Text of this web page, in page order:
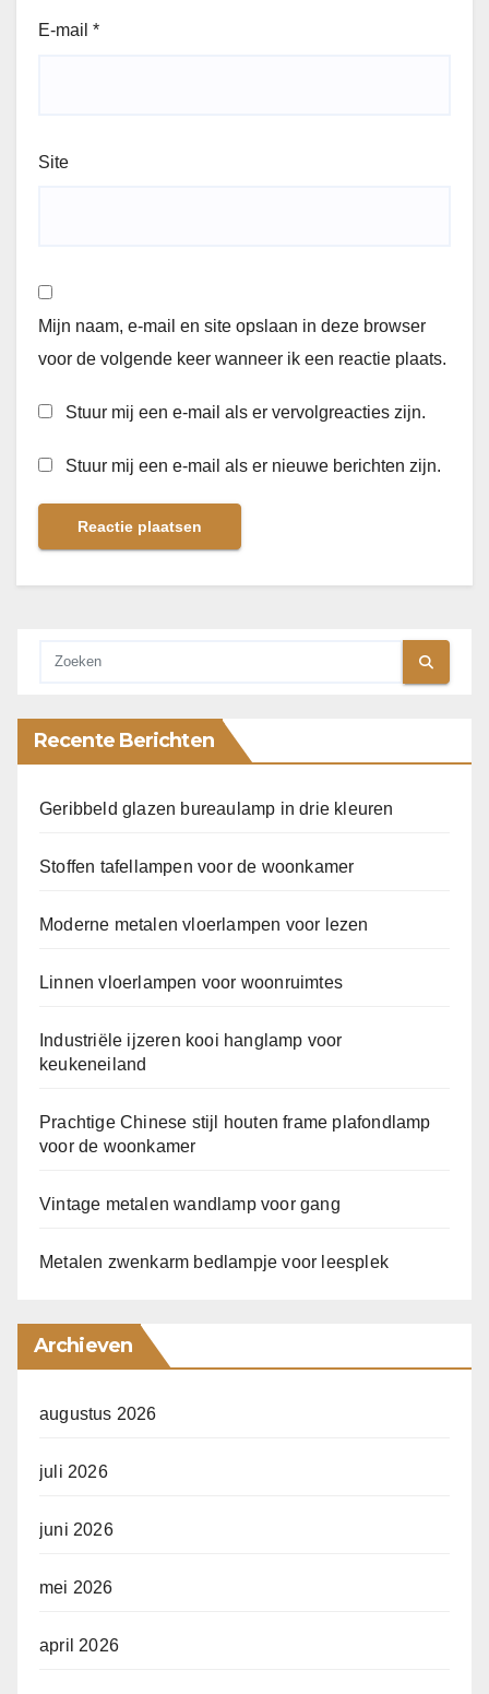
E-mail *
Site
Mijn naam, e-mail en site opslaan in deze browser
voor de volgende keer wanneer ik een reactie plaats.
Stuur mij een e-mail als er vervolgreacties zijn.
Stuur mij een e-mail als er nieuwe berichten zijn.
Recente Berichten
Geribbeld glazen bureaulamp in drie kleuren
Stoffen tafellampen voor de woonkamer
Moderne metalen vloerlampen voor lezen
Linnen vloerlampen voor woonruimtes
Industriële ijzeren kooi hanglamp voor
keukeneiland
Prachtige Chinese stijl houten frame plafondlamp
voor de woonkamer
Vintage metalen wandlamp voor gang
Metalen zwenkarm bedlampje voor leesplek
Archieven
augustus 2026
juli 2026
juni 2026
mei 2026
april 2026